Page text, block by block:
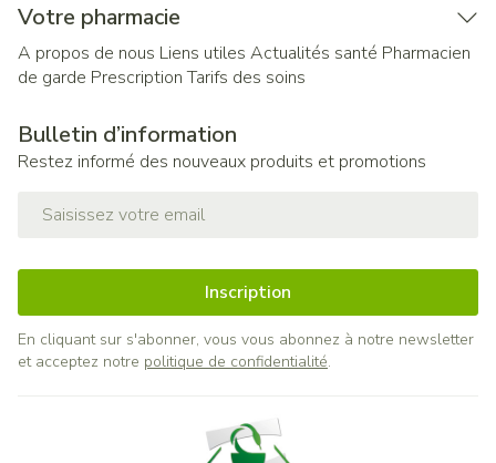
Votre pharmacie
A propos de nous Liens utiles Actualités santé Pharmacien
de garde Prescription Tarifs des soins
Bulletin d’information
Restez informé des nouveaux produits et promotions
Inscription
En cliquant sur s'abonner, vous vous abonnez à notre newsletter
et acceptez notre politique de confidentialité.